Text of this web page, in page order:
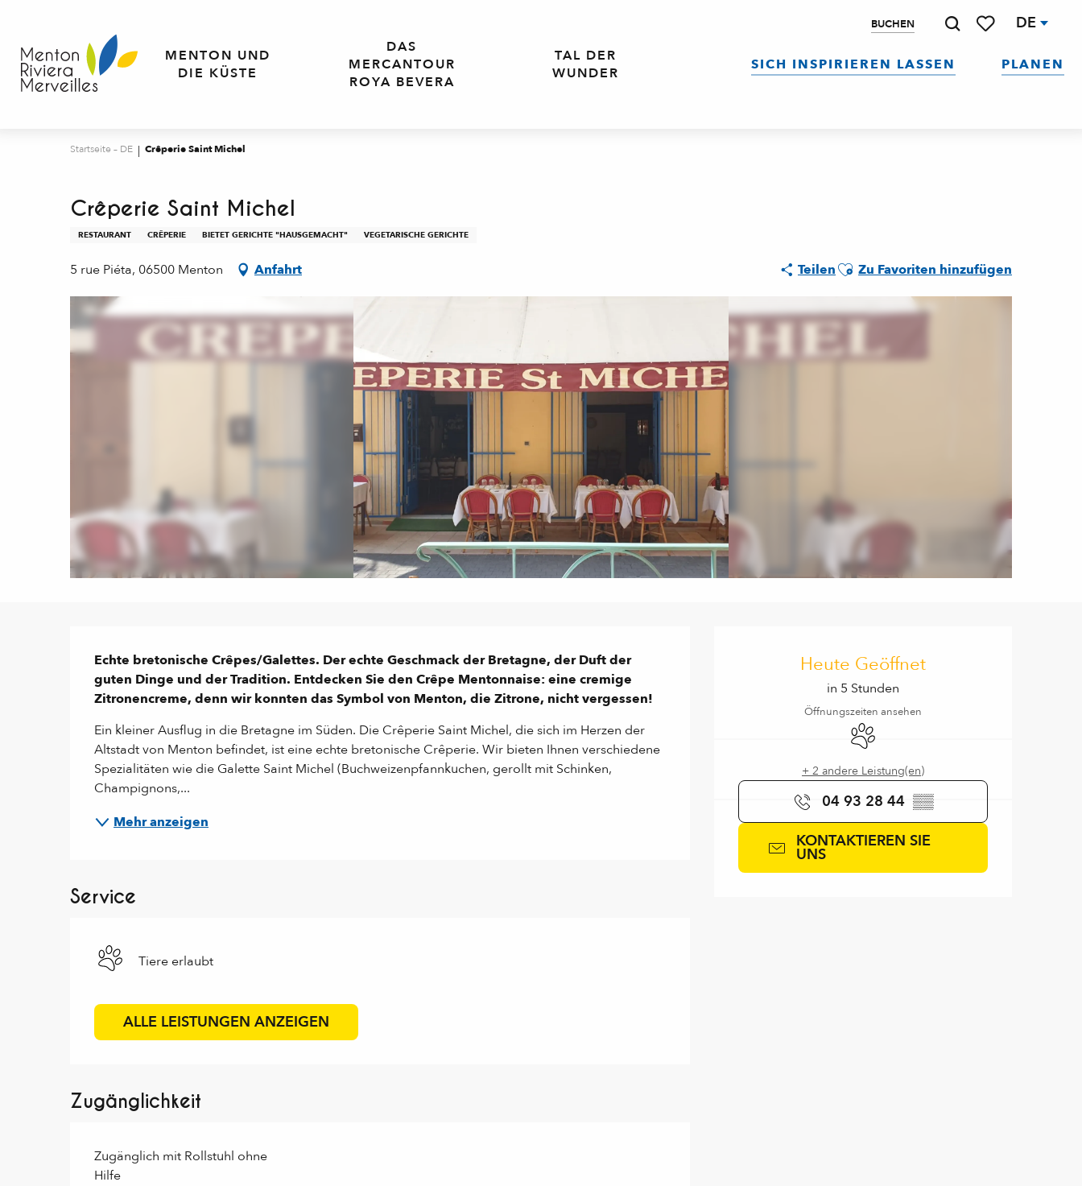
contenu
principal
BUCHEN DE
MENTON UND
DIE KÜSTE
DAS
MERCANTOUR
ROYA BEVERA
TAL DER
WUNDER
SICH INSPIRIEREN LASSEN PLANEN
Startseite – DE Crêperie Saint Michel
Crêperie Saint Michel
RESTAURANT CRÊPERIE BIETET GERICHTE "HAUSGEMACHT" VEGETARISCHE GERICHTE
5 rue Piéta, 06500 Menton Anfahrt TeilenAjouter aux favoris
Zu Favoriten hinzufügen
Heute Geöffnet
in 5 Stunden
Öffnungszeiten ansehen
Tiere erlaubt
+ 2 andere Leistung(en)
04 93 28 44 ▒▒
KONTAKTIEREN SIE
UNS
Beschreibung
Echte bretonische Crêpes/Galettes. Der echte Geschmack der Bretagne, der Duft der
guten Dinge und der Tradition. Entdecken Sie den Crêpe Mentonnaise: eine cremige
Zitronencreme, denn wir konnten das Symbol von Menton, die Zitrone, nicht vergessen!
Ein kleiner Ausflug in die Bretagne im Süden. Die Crêperie Saint Michel, die sich im Herzen der
Altstadt von Menton befindet, ist eine echte bretonische Crêperie. Wir bieten Ihnen verschiedene
Spezialitäten wie die Galette Saint Michel (Buchweizenpfannkuchen, gerollt mit Schinken,
Champignons,...
Mehr anzeigen
Service
Tiere erlaubt
ALLE LEISTUNGEN ANZEIGEN
Zugänglichkeit
Zugänglich mit Rollstuhl ohne
Hilfe